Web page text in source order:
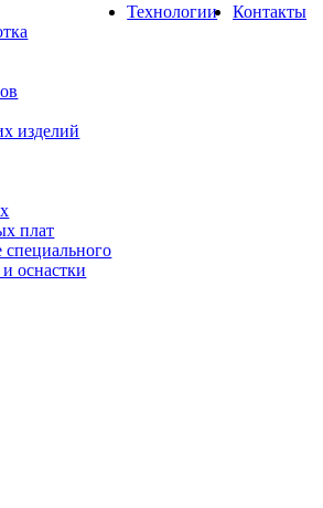
изделий
плат
специального
оснастки
Технологии Контакты